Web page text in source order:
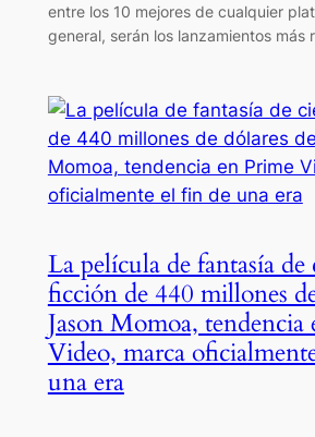
entre los 10 mejores de cualquier
general, serán los lanzamientos más
La película de fantasía de
ficción de 440 millones
Jason Momoa, tendencia
Video, marca
una era